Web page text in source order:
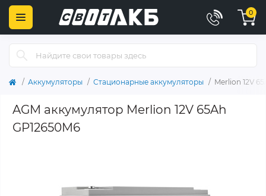
0
Аккумуляторы Стационарные аккумуляторы Merlion 12V
AGM аккумулятор Merlion 12V 65Ah
GP12650M6